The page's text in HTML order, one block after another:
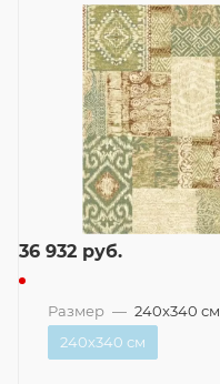
36 932 руб.
Размер — 240x340 см
240x340 см